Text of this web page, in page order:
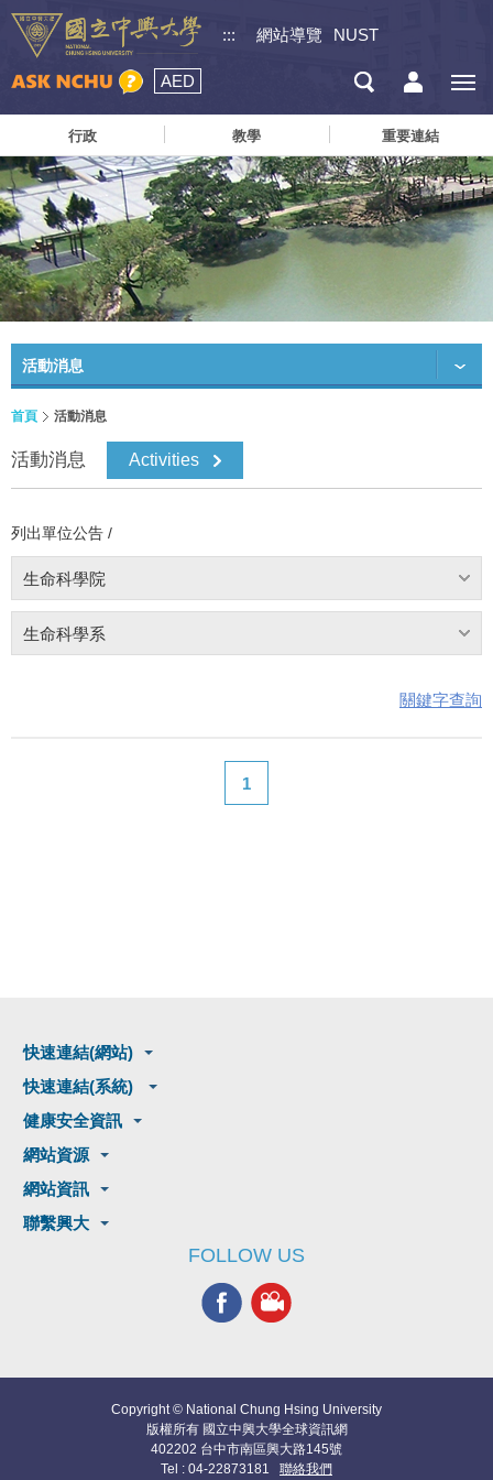
::: 網站導覽 NUST
AED
行政 教學 重要連結
活動消息
首頁 活動消息
活動消息 Activities
列出單位公告 /
生命科學院
生命科學系
關鍵字查詢
1
快速連結(網站)
快速連結(系統)
健康安全資訊
網站資源
網站資訊
聯繫興大
FOLLOW US
Copyright © National Chung Hsing University
版權所有 國立中興大學全球資訊網
402202 台中市南區興大路145號
Tel : 04-22873181 聯絡我們